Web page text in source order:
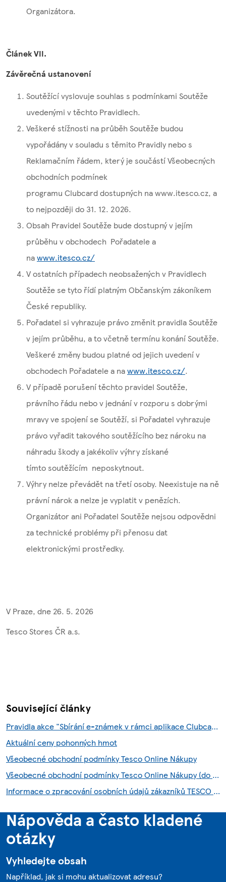
Organizátora.
Článek VII.
Závěrečná ustanovení
Soutěžící vyslovuje souhlas s podmínkami Soutěže
uvedenými v těchto Pravidlech.
Veškeré stížnosti na průběh Soutěže budou
vypořádány v souladu s těmito Pravidly nebo s
Reklamačním řádem, který je součástí Všeobecných
obchodních podmínek
programu Clubcard dostupných na www.itesco.cz, a
to nejpozději do 31. 12. 2026.
Obsah Pravidel Soutěže bude dostupný v jejím
průběhu v obchodech Pořadatele a
nawww.itesco.cz/
V ostatních případech neobsažených v Pravidlech
Soutěže se tyto řídí platným Občanským zákoníkem
České republiky.
Pořadatel si vyhrazuje právo změnit pravidla Soutěže
v jejím průběhu, a to včetně termínu konání Soutěže.
Veškeré změny budou platné od jejich uvedení v
obchodech Pořadatele a nawww.itesco.cz/.
V případě porušení těchto pravidel Soutěže,
právního řádu nebo v jednání v rozporu s dobrými
mravy ve spojení se Soutěží, si Pořadatel vyhrazuje
právo vyřadit takového soutěžícího bez nároku na
náhradu škody a jakékoliv výhry získané
tímto soutěžícím neposkytnout.
Výhry nelze převádět na třetí osoby. Neexistuje na ně
právní nárok a nelze je vyplatit v penězích.
Organizátor ani Pořadatel Soutěže nejsou odpovědni
za technické problémy při přenosu dat
elektronickými prostředky.
V Praze, dne 26. 5. 2026
Tesco Stores ČR a.s.
Související články
Pravidla akce "Sbírání e-známek v rámci aplikace Clubcard"
Aktuální ceny pohonných hmot
Všeobecné obchodní podmínky Tesco Online Nákupy
Všeobecné obchodní podmínky Tesco Online Nákupy (do 28.7.2026)
Informace o zpracování osobních údajů zákazníků TESCO HNED služby
Nápověda a často kladené
otázky
Vyhledejte obsah
Například, jak si mohu aktualizovat adresu?